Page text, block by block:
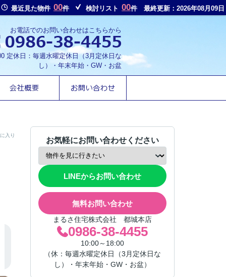
最近見た物件 00件 検討リスト 00件 最終更新：2026年08月09日
お電話でのお問い合わせはこちらから
定休日：毎週水曜定休日（3月定休日な
し）・年末年始・GW・お盆
入り
お気軽にお問い合わせください
LINEからお問い合わせ
無料お問い合わせ
まるさ住宅株式会社 都城本店
0986-38-4455
10:00～18:00
（休：毎週水曜定休日（3月定休日な
し）・年末年始・GW・お盆）